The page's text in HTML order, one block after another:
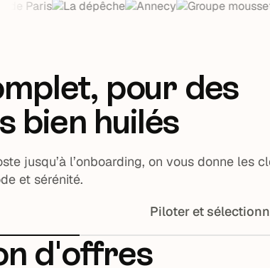
pour des
bien huilés
jusqu’à l’onboarding, on vous donne les
et sérénité.
Piloter et
d'offres